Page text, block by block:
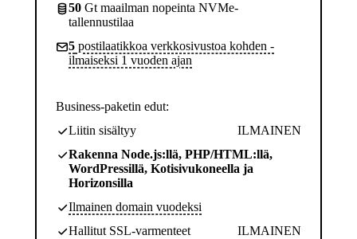
50 Gt maailman nopeinta NVMe-
tallennustilaa
5 postilaatikkoa verkkosivustoa kohden -
ilmaiseksi 1 vuoden ajan
Business-paketin edut:
Liitin sisältyy
ILMAINEN
Rakenna Node.js:llä, PHP/HTML:llä,
WordPressillä, Kotisivukoneella ja
Horizonsilla
Ilmainen domain vuodeksi
Hallitut SSL-varmenteet
ILMAINEN